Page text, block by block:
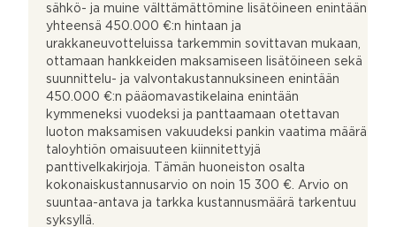
sähkö- ja muine välttämättömine lisätöineen enintään
yhteensä 450.000 €:n hintaan ja
urakkaneuvotteluissa tarkemmin sovittavan mukaan,
ottamaan hankkeiden maksamiseen lisätöineen sekä
suunnittelu- ja valvontakustannuksineen enintään
450.000 €:n pääomavastikelaina enintään
kymmeneksi vuodeksi ja panttaamaan otettavan
luoton maksamisen vakuudeksi pankin vaatima määrä
taloyhtiön omaisuuteen kiinnitettyjä
panttivelkakirjoja. Tämän huoneiston osalta
kokonaiskustannusarvio on noin 15 300 €. Arvio on
suuntaa-antava ja tarkka kustannusmäärä tarkentuu
syksyllä.